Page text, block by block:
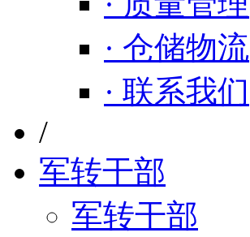
· 仓储物流
· 联系我们
/
军转干部
军转干部